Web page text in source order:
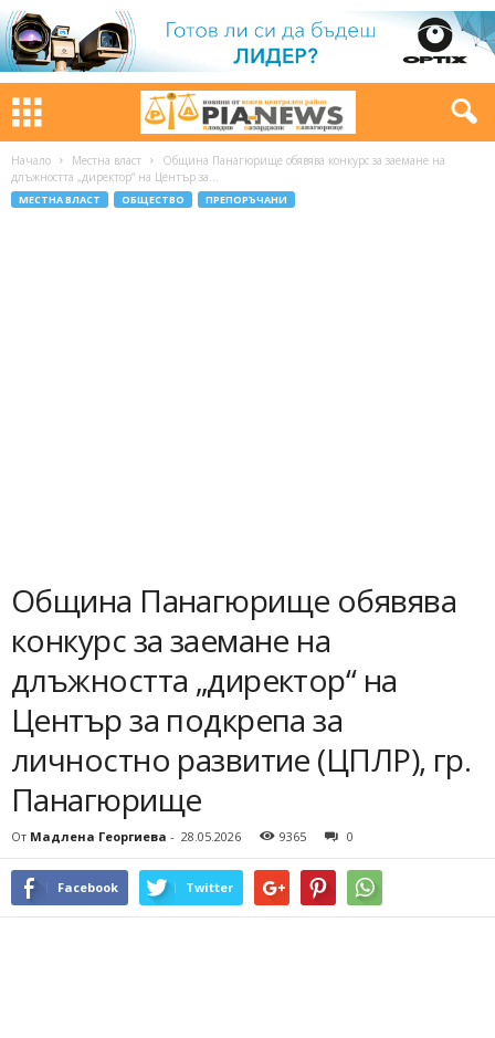
Начало Местна власт
Община Панагюрище обявява конкурс за заемане на
длъжността „директор“ на Център за...
МЕСТНА ВЛАСТ ОБЩЕСТВО ПРЕПОРЪЧАНИ
Община Панагюрище обявява
конкурс за заемане на
длъжността „директор“ на
Център за подкрепа за
личностно развитие (ЦПЛР), гр.
Панагюрище
От Мадлена Георгиева - 28.05.2026 9365 0
Facebook Twitter